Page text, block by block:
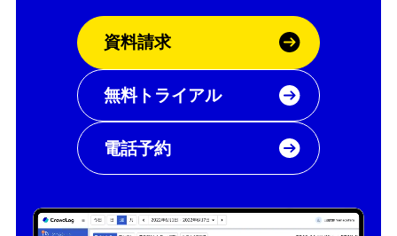
資料請求
無料トライアル
電話予約